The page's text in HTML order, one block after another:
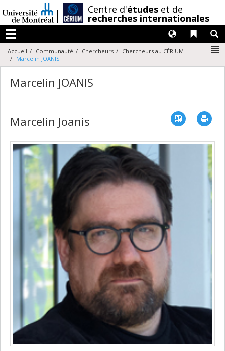
au
contenu
Centre d'études et de
recherches internationales
Menu
Liens
Langues
Accueil Communauté Chercheurs
Chercheurs au CÉRIUM
Marcelin JOANIS
Marcelin JOANIS
Marcelin Joanis Vcard